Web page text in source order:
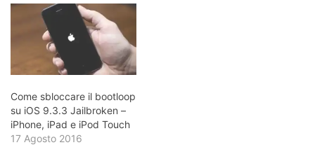
Come sbloccare il bootloop
su iOS 9.3.3 Jailbroken –
iPhone, iPad e iPod Touch
17 Agosto 2016